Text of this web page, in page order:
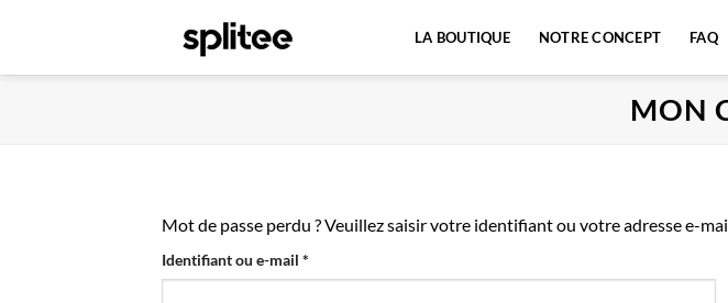
LA BOUTIQUE NOTRE CONCEPT FAQ
MON
Mot de passe perdu ? Veuillez saisir votre identifiant ou votre adresse e-
Identifiant ou e-mail *